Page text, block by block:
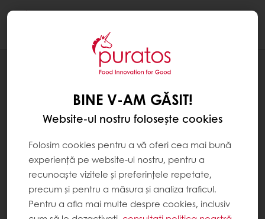
REȚETE
PINEAPLE DREAM
BINE V-AM GĂSIT!
Website-ul nostru folosește cookies
Folosim cookies pentru a vă oferi cea mai bună
experiență pe website-ul nostru, pentru a
recunoaște vizitele și preferințele repetate,
precum și pentru a măsura și analiza traficul.
Pentru a afla mai multe despre cookies, inclusiv